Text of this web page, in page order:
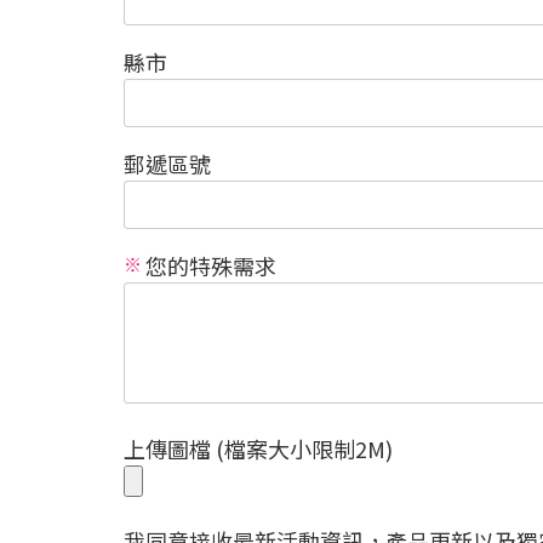
縣市
郵遞區號
您的特殊需求
上傳圖檔 (檔案大小限制2M)